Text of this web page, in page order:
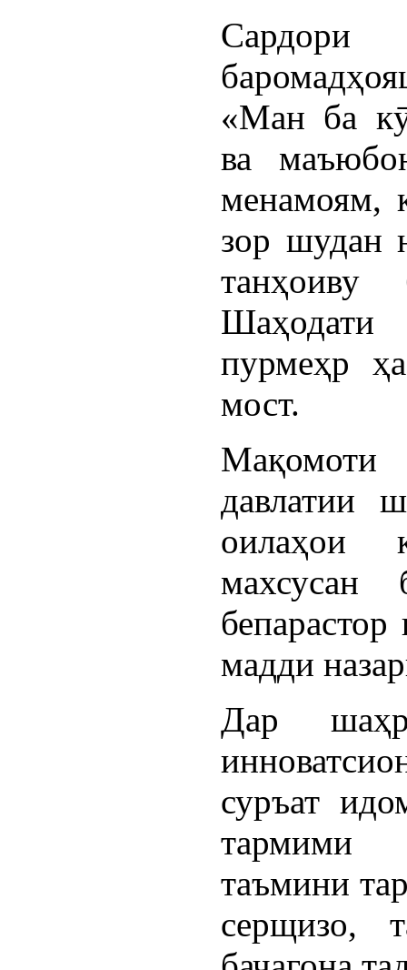
«Ман ба
ва
менамоям,
зор шудан
танҳоиву
Шаҳодати
пурмеҳр
мост.
давлатии
оилаҳои
махсусан
мадди
Дар шаҳр
суръат
тармими
таъмини
серщизо,